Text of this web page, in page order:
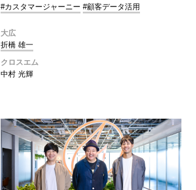
#カスタマージャーニー #顧客データ活用
大広
折橋 雄一
クロスエム
中村 光輝